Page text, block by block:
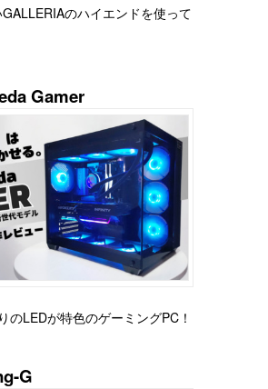
のハイエンドを使って
Gamer
のLEDが特色のゲーミングPC！
G